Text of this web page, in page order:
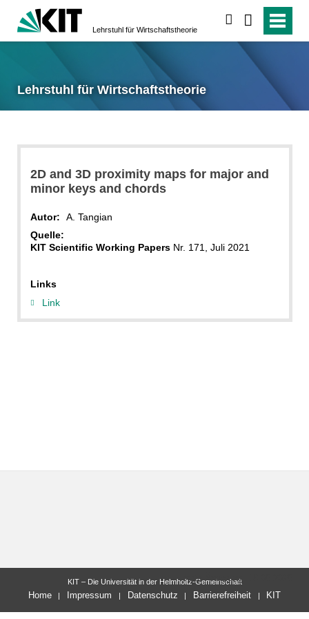
Lehrstuhl für Wirtschaftstheorie
Lehrstuhl für Wirtschaftstheorie
2D and 3D proximity maps for major and
minor keys and chords
Autor:
A. Tangian
Quelle:
KIT Scientific Working PapersNr. 171, Juli 2021
Links
Link
letzte Änderung: 16.06.2026
KIT – Die Universität in der Helmholtz-Gemeinschaft
Home Impressum Datenschutz Barrierefreiheit KIT